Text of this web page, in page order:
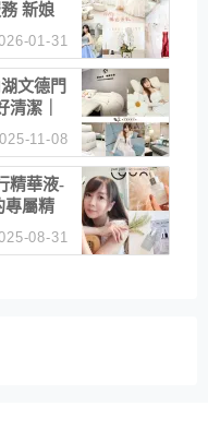
新娘
01-31
文德門
潔｜
造夢想
11-08
精華液-
專屬精
」維持
08-31